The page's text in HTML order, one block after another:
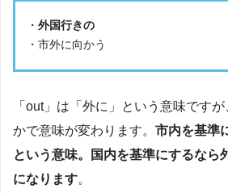
・ 外国行きの
・市外に向かう
「out」は「外に」という意味です
かで意味が変わります。 市内を基準
という意味。国内を基準にするなら
になります。